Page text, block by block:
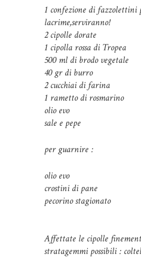
1 confezione di fazzolettini
lacrime,serviranno!
2 cipolle dorate
1 cipolla rossa di Tropea
500 ml di brodo vegetale
40 gr di burro
2 cucchiai di farina
1 rametto di rosmarino
olio evo
sale e pepe
per guarnire :
olio evo
crostini di pane
pecorino stagionato
Affettate le cipolle
stratagemmi possibili :